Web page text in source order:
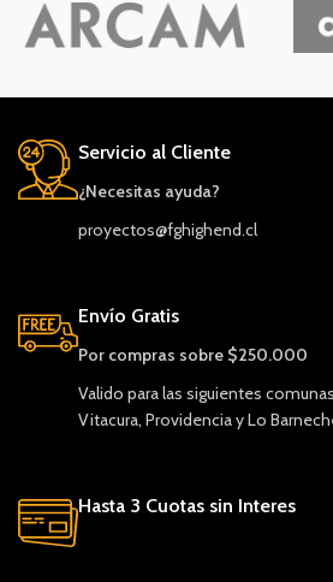
Servicio al Cliente
¿Necesitas ayuda?
proyectos@fghighend.cl
Envío Gratis
Por compras sobre $250.000
Valido para las siguientes
Vitacura, Providencia y Lo
Hasta 3 Cuotas sin Interes